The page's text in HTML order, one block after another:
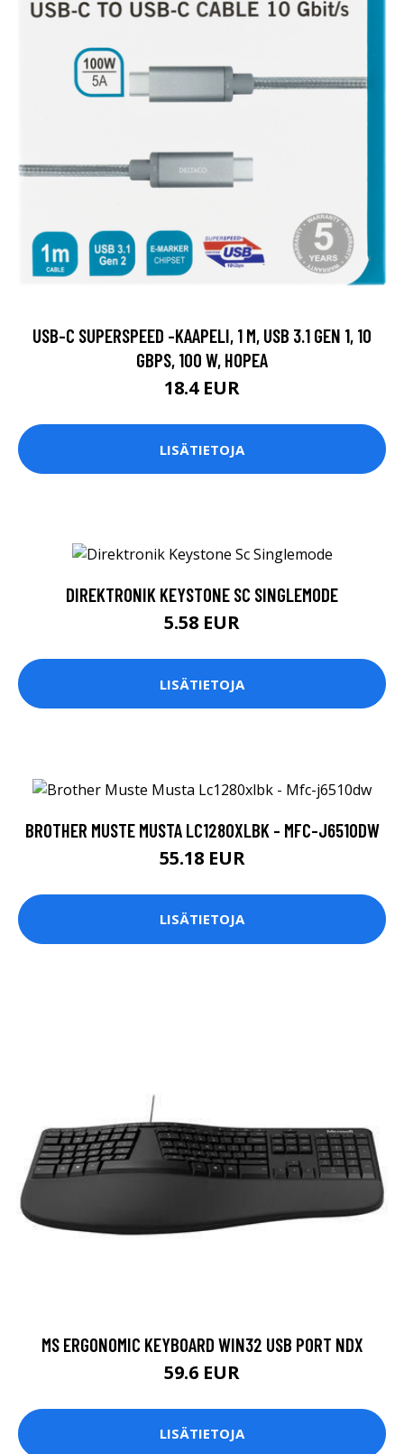
USB-C SUPERSPEED -KAAPELI, 1 M, USB 3.1 GEN 1, 10
GBPS, 100 W, HOPEA
18.4 EUR
LISÄTIETOJA
DIREKTRONIK KEYSTONE SC SINGLEMODE
5.58 EUR
LISÄTIETOJA
BROTHER MUSTE MUSTA LC1280XLBK - MFC-J6510DW
55.18 EUR
LISÄTIETOJA
MS ERGONOMIC KEYBOARD WIN32 USB PORT NDX
59.6 EUR
LISÄTIETOJA